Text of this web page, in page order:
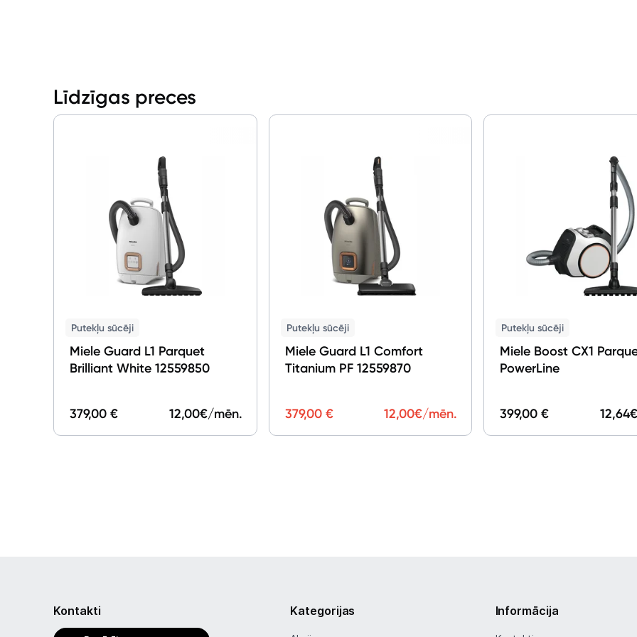
Līdzīgas preces
Putekļu sūcēji
Miele Guard L1 Parquet
Brilliant White 12559850
379,00 € 12,00€/mēn.
Putekļu sūcēji
Miele Guard L1 Comfort
Titanium PF 12559870
379,00 € 12,00€/mēn.
Putekļu sūcēji
Miele Boost CX1
PowerLine
399,00 € 12,64
Kontakti Kategorijas Informācija